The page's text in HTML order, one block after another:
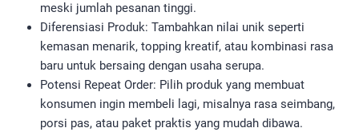
meski jumlah pesanan tinggi.
Diferensiasi Produk: Tambahkan nilai unik seperti
kemasan menarik, topping kreatif, atau kombinasi rasa
baru untuk bersaing dengan usaha serupa.
Potensi Repeat Order: Pilih produk yang membuat
konsumen ingin membeli lagi, misalnya rasa seimbang,
porsi pas, atau paket praktis yang mudah dibawa.